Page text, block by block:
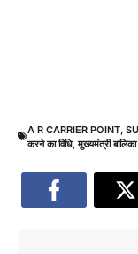
A R CARRIER POINT,
करने का विधि,मुख्यमंत्री